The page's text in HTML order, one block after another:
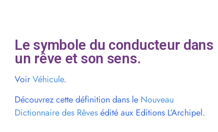
Le symbole du conducteur dans
un rêve et son sens.
VoirVéhicule.
Découvrez cette définition dans le Nouveau
Dictionnaire des Rêvesédité aux Editions L’Archipel.